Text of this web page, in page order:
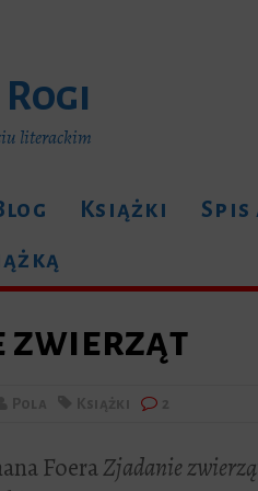
literackim
Książki
zwierząt
FoeraZjadanie